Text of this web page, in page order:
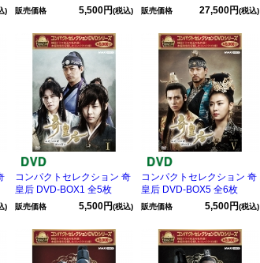
) 販売価格 5,500円(税込) 販売価格 27,500円(税込)
)
コンパクトセレクション 奇
皇后 DVD-BOX1 全5枚
販売価格 5,500円(税込)
コンパクトセレクション 奇
皇后 DVD-BOX5 全6枚
販売価格 5,500円(税込)